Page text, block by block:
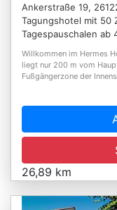
Ankerstraße 19,
Tagungshotel mit 50
Tagespauschalen ab
Willkommen im Hermes
liegt nur 200 m vom
Fußgängerzone der
26,89 km